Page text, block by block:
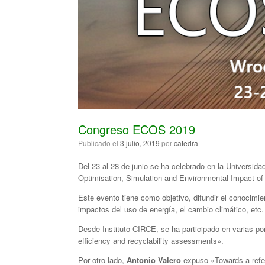
Congreso ECOS 2019
Publicado el 3 julio, 2019 porcatedra
Del 23 al 28 de junio se ha celebrado en la
Optimisation, Simulation and Environmental Impact
Este evento tiene como objetivo, difundir el
impactos del uso de energía, el cambio climático, etc.
Desde Instituto CIRCE, se ha participado en varias
efficiency and recyclability assessments».
Por otro lado, Antonio Valero expuso «Towards a